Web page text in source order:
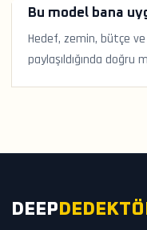
Bu model bana
Hedef, zemin, bütçe
paylaşıldığında doğru
DEEP